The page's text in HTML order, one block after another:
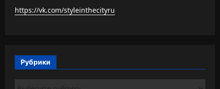
https://vk.com/styleinthecityru
Рубрики